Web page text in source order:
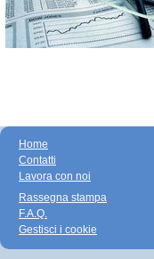
Home
Contatti
Lavora con noi
Rassegna stampa
F.A.Q.
Gestisci i cookie